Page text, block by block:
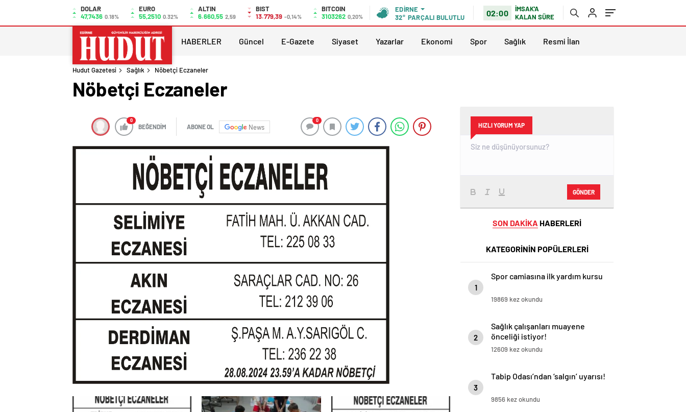
DOLAR
47,7436 0.18%
EURO
55,2510 0.32%
ALTIN
6.660,55 2,59
BIST
13.779,39 -0,14%
BITCOIN
3103262 0,20%
EDIRNE
32° PARÇALI BULUTLU 02:00
İMSAK'A
KALAN SÜRE
HABERLER Güncel E-Gazete Siyaset Yazarlar Ekonomi Spor Sağlık Resmi İlan
Hudut Gazetesi Sağlık Nöbetçi Eczaneler
Nöbetçi Eczaneler
0
BEĞENDİM ABONE OL News
0
HIZLI YORUM YAP
GÖNDER
SON DAKİKA HABERLERİ
KATEGORİNİN POPÜLERLERİ
1
Spor camiasına ilk yardım kursu
19869 kez okundu
2
Sağlık çalışanları muayene
önceliği istiyor!
12609 kez okundu
3
Tabip Odası’ndan ‘salgın’ uyarısı!
9856 kez okundu